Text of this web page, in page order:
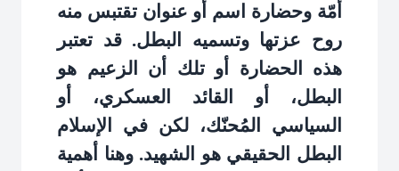
أمّة وحضارة اسم أو عنوان تقتبس منه
روح عزتها وتسميه البطل. قد تعتبر
هذه الحضارة أو تلك أن الزعيم هو
البطل، أو القائد العسكري، أو
السياسي المُحنّك، لكن في الإسلام
البطل الحقيقي هو الشهيد. وهنا أهمية